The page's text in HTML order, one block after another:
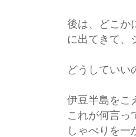
後は、どこか
に出てきて、
どうしていい
伊豆半島をこ
これが何言っ
しゃべりを一